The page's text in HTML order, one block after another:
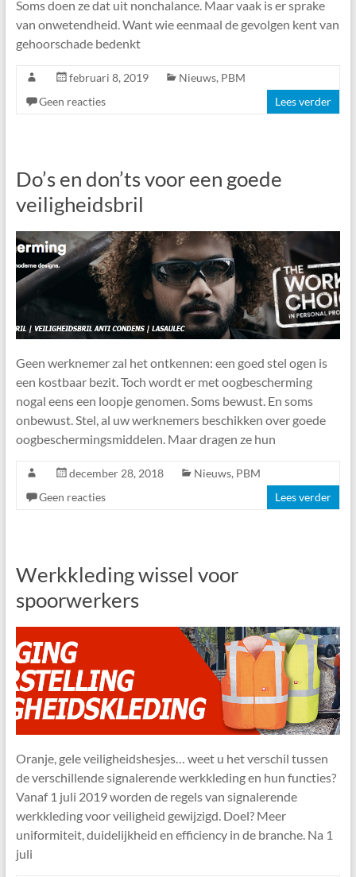
Soms doen ze dat uit nonchalance. Maar vaak is er sprake
van onwetendheid. Want wie eenmaal de gevolgen kent van
gehoorschade bedenkt
februari 8, 2019 Nieuws, PBM
Geen reacties
Lees verder
Do’s en don’ts voor een goede
veiligheidsbril
Geen werknemer zal het ontkennen: een goed stel ogen is
een kostbaar bezit. Toch wordt er met oogbescherming
nogal eens een loopje genomen. Soms bewust. En soms
onbewust. Stel, al uw werknemers beschikken over goede
oogbeschermingsmiddelen. Maar dragen ze hun
december 28, 2018 Nieuws, PBM
Geen reacties
Lees verder
Werkkleding wissel voor
spoorwerkers
Oranje, gele veiligheidshesjes… weet u het verschil tussen
de verschillende signalerende werkkleding en hun functies?
Vanaf 1 juli 2019 worden de regels van signalerende
werkkleding voor veiligheid gewijzigd. Doel? Meer
uniformiteit, duidelijkheid en efficiency in de branche. Na 1
juli